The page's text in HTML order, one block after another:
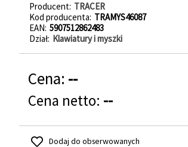
Producent TRACER
Kod producenta TRAMYS46087
EAN 5907512862483
Dział Klawiatury i myszki
Cena: --
Cena netto: --
Dodaj do obserwowanych